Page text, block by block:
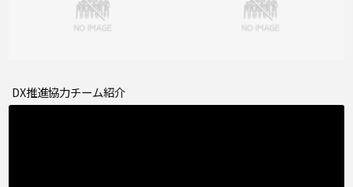
DX推進協力チーム紹介